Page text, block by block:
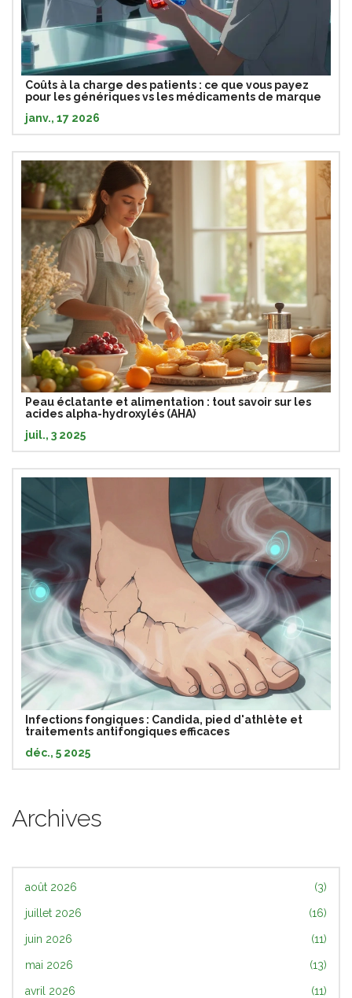
Coûts à la charge des patients : ce que vous payez
pour les génériques vs les médicaments de marque
janv., 17 2026
Peau éclatante et alimentation : tout savoir sur les
acides alpha-hydroxylés (AHA)
juil., 3 2025
Infections fongiques : Candida, pied d'athlète et
traitements antifongiques efficaces
déc., 5 2025
Archives
août 2026 (3)
juillet 2026 (16)
juin 2026 (11)
mai 2026 (13)
avril 2026 (11)